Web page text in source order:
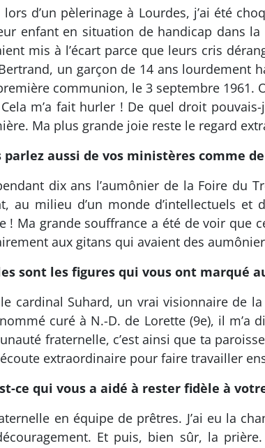
lors d’un pèlerinage à Lourdes, j’ai été
enfant en situation de handicap dans
mis à l’écart parce que leurs cris
un garçon de 14 ans lourdement
communion, le 3 septembre 1961.
Cela m’a fait hurler ! De quel droit
Ma plus grande joie reste le regard
parlez aussi de vos ministères comme
dix ans l’aumônier de la Foire du
au milieu d’un monde d’intellectuels et
! Ma grande souffrance a été de voir que
aux gitans qui avaient des
sont les figures qui vous ont marqué
cardinal Suhard, un vrai visionnaire de
curé à N.-D. de Lorette (9e), il m’a
fraternelle, c’est ainsi que ta
extraordinaire pour faire travailler
ce qui vous a aidé à rester fidèle à
en équipe de prêtres. J’ai eu la
Et puis, bien sûr, la